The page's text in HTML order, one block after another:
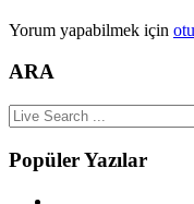
Yorum yapabilmek için
ARA
Popüler Yazılar